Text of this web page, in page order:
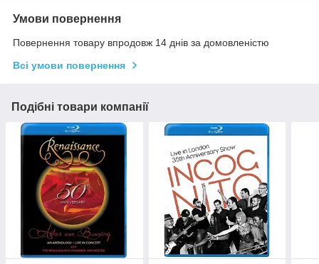
Умови повернення
Повернення товару впродовж 14 днів за домовленістю
Всі умови повернення
Подібні товари компанії